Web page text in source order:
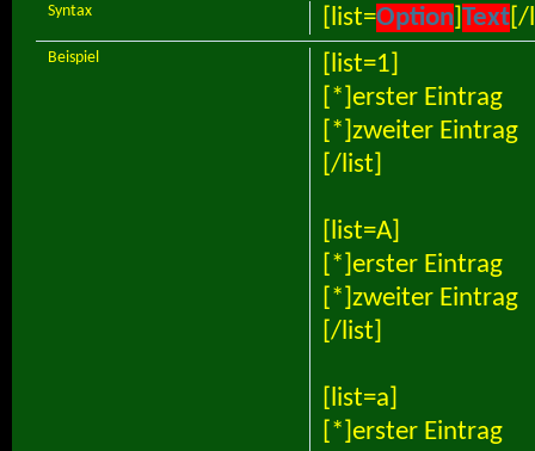
[list=Option] Text[/
Syntax
[list=1]
[*]erster Eintrag
[*]zweiter Eintrag
[/list]
[list=A]
[*]erster Eintrag
[*]zweiter Eintrag
[/list]
[list=a]
[*]erster Eintrag
Beispiel